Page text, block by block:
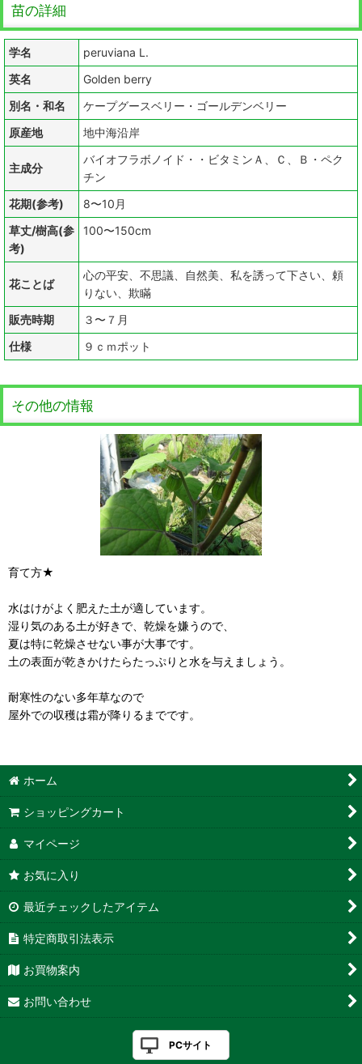
苗の詳細
学名
peruviana L.
英名
Golden berry
別名・和名
ケープグースベリー・ゴールデンベリー
原産地
地中海沿岸
主成分
バイオフラボノイド・・ビタミンＡ、Ｃ、Ｂ・ペク
チン
花期(参考)
8〜10月
草丈/樹高(参
考)
100〜150cm
花ことば
心の平安、不思議、自然美、私を誘って下さい、頼
りない、欺瞞
販売時期
３〜７月
仕様
９ｃｍポット
その他の情報
育て方★
水はけがよく肥えた土が適しています。
湿り気のある土が好きで、乾燥を嫌うので、
夏は特に乾燥させない事が大事です。
土の表面が乾きかけたらたっぷりと水を与えましょう。
耐寒性のない多年草なので
屋外での収穫は霜が降りるまでです。
ホーム
ショッピングカート
マイページ
お気に入り
最近チェックしたアイテム
特定商取引法表示
お買物案内
お問い合わせ
PCサイト